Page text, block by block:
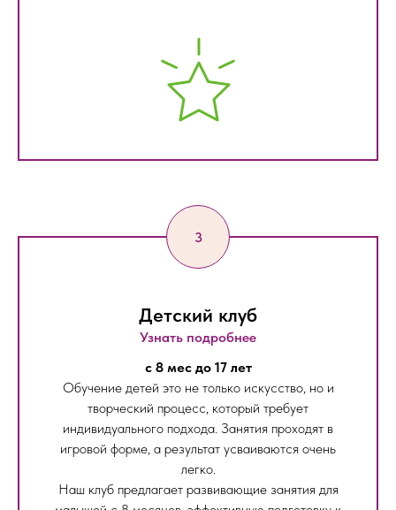
Детский клуб
Узнать подробнее
с 8 мес до 17 лет
Обучение детей это не только искусство, но и
творческий процесс, который требует
индивидуального подхода. Занятия проходят в
игровой форме, а результат усваиваются очень
легко.
Наш клуб предлагает развивающие занятия для